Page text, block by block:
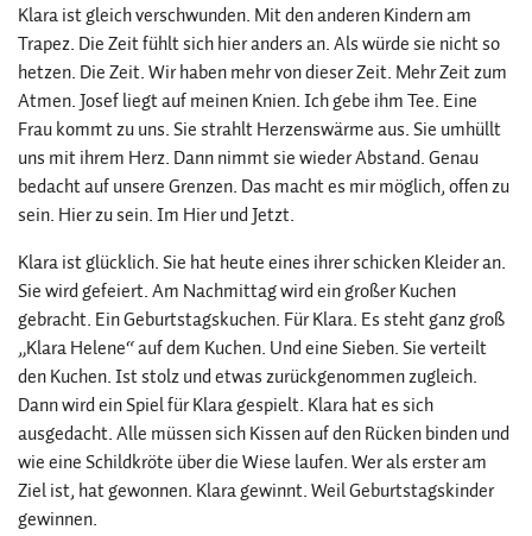
Klara ist gleich verschwunden. Mit den anderen Kindern am
Trapez. Die Zeit fühlt sich hier anders an. Als würde sie nicht so
hetzen. Die Zeit. Wir haben mehr von dieser Zeit. Mehr Zeit zum
Atmen. Josef liegt auf meinen Knien. Ich gebe ihm Tee. Eine
Frau kommt zu uns. Sie strahlt Herzenswärme aus. Sie umhüllt
uns mit ihrem Herz. Dann nimmt sie wieder Abstand. Genau
bedacht auf unsere Grenzen. Das macht es mir möglich, offen zu
sein. Hier zu sein. Im Hier und Jetzt.
Klara ist glücklich. Sie hat heute eines ihrer schicken Kleider an.
Sie wird gefeiert. Am Nachmittag wird ein großer Kuchen
gebracht. Ein Geburtstagskuchen. Für Klara. Es steht ganz groß
„Klara Helene“ auf dem Kuchen. Und eine Sieben. Sie verteilt
den Kuchen. Ist stolz und etwas zurückgenommen zugleich.
Dann wird ein Spiel für Klara gespielt. Klara hat es sich
ausgedacht. Alle müssen sich Kissen auf den Rücken binden und
wie eine Schildkröte über die Wiese laufen. Wer als erster am
Ziel ist, hat gewonnen. Klara gewinnt. Weil Geburtstagskinder
gewinnen.